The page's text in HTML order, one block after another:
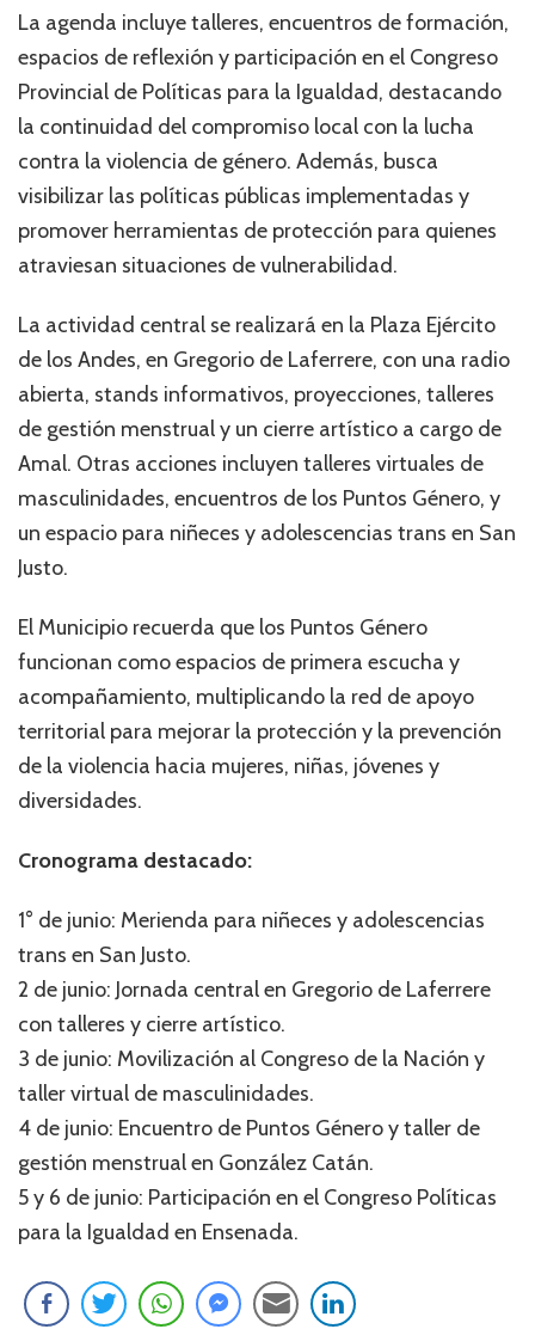
La agenda incluye talleres, encuentros de formación,
espacios de reflexión y participación en el Congreso
Provincial de Políticas para la Igualdad, destacando
la continuidad del compromiso local con la lucha
contra la violencia de género. Además, busca
visibilizar las políticas públicas implementadas y
promover herramientas de protección para quienes
atraviesan situaciones de vulnerabilidad.
La actividad central se realizará en la Plaza Ejército
de los Andes, en Gregorio de Laferrere, con una radio
abierta, stands informativos, proyecciones, talleres
de gestión menstrual y un cierre artístico a cargo de
Amal. Otras acciones incluyen talleres virtuales de
masculinidades, encuentros de los Puntos Género, y
un espacio para niñeces y adolescencias trans en San
Justo.
El Municipio recuerda que los Puntos Género
funcionan como espacios de primera escucha y
acompañamiento, multiplicando la red de apoyo
territorial para mejorar la protección y la prevención
de la violencia hacia mujeres, niñas, jóvenes y
diversidades.
Cronograma destacado:
1° de junio: Merienda para niñeces y adolescencias
trans en San Justo.
2 de junio: Jornada central en Gregorio de Laferrere
con talleres y cierre artístico.
3 de junio: Movilización al Congreso de la Nación y
taller virtual de masculinidades.
4 de junio: Encuentro de Puntos Género y taller de
gestión menstrual en González Catán.
5 y 6 de junio: Participación en el Congreso Políticas
para la Igualdad en Ensenada.